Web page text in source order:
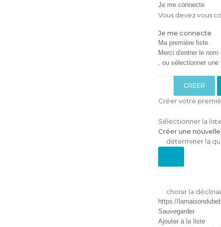
Je me connecte
Vous devez vous
Je me connecte
Ma première liste
Merci d'entrer le
, ou sélectionner
CRÉER
Créer votre
Sélectionner la liste
Créer une
déterminer la
choisir la
https://
Sauvegarder
Ajouter à la liste